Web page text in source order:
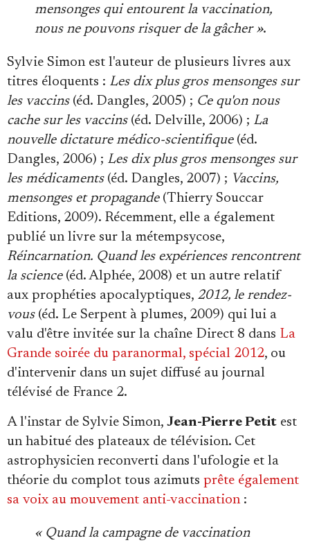
mensonges qui entourent la vaccination,
nous ne pouvons risquer de la gâcher ».
Sylvie Simon est l'auteur de plusieurs livres aux
titres éloquents : Les dix plus gros mensonges sur
les vaccins(éd. Dangles, 2005) ; Ce qu'on nous
cache sur les vaccins(éd. Delville, 2006) ; La
nouvelle dictature médico-scientifique(éd.
Dangles, 2006) ; Les dix plus gros mensonges sur
les médicaments(éd. Dangles, 2007) ; Vaccins,
mensonges et propagande(Thierry Souccar
Editions, 2009). Récemment, elle a également
publié un livre sur la métempsycose,
Réincarnation. Quand les expériences rencontrent
la science(éd. Alphée, 2008) et un autre relatif
aux prophéties apocalyptiques, 2012, le rendez-
vous(éd. Le Serpent à plumes, 2009) qui lui a
valu d'être invitée sur la chaîne Direct 8 dans La
Grande soirée du paranormal, spécial 2012, ou
d'intervenir dans un sujet diffusé au journal
télévisé de France 2.
A l'instar de Sylvie Simon, Jean-Pierre Petit est
un habitué des plateaux de télévision. Cet
astrophysicien reconverti dans l'ufologie et la
théorie du complot tous azimuts prête également
sa voix au mouvement anti-vaccination:
« Quand la campagne de vaccination